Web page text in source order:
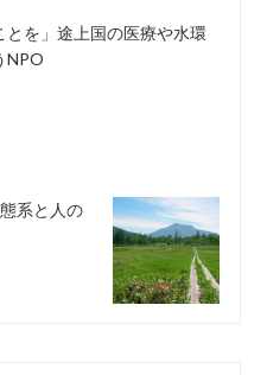
とを」途上国の医療や水環
NPO
系と人の